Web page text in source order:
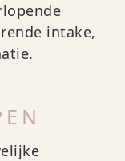
intake,